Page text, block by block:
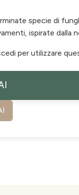
specie di
ispirate dalla
per utilizzare